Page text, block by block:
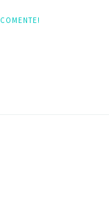
COMENTE!